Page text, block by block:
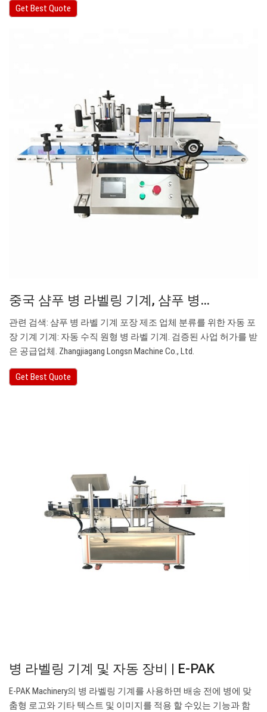
Get Best Quote
중국 샴푸 병 라벨링 기계, 샴푸 병…
관련 검색: 샴푸 병 라벨 기계 포장 제조 업체 분류를 위한 자동 포
장 기계 기계: 자동 수직 원형 병 라벨 기계. 검증된 사업 허가를 받
은 공급업체. Zhangjiagang Longsn Machine Co., Ltd.
Get Best Quote
병 라벨링 기계 및 자동 장비 | E-PAK
E-PAK Machinery의 병 라벨링 기계를 사용하면 배송 전에 병에 맞
춤형 로고와 기타 텍스트 및 이미지를 적용 할 수있는 기능과 함